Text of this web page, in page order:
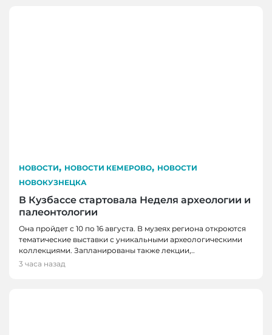
НОВОСТИ, НОВОСТИ КЕМЕРОВО, НОВОСТИ
НОВОКУЗНЕЦКА
В Кузбассе стартовала Неделя археологии и
палеонтологии
Она пройдет с 10 по 16 августа. В музеях региона откроются
тематические выставки с уникальными археологическими
коллекциями. Запланированы также лекции,..
3 часа назад